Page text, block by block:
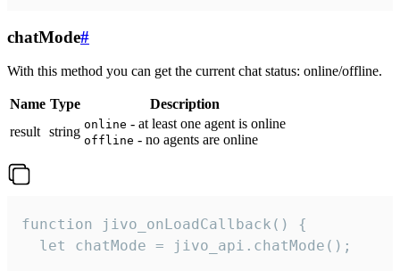
chatMode#
With this method you can get the current chat status: online/offline.
Name Type
Description
result string online - at least one agent is online
offline - no agents are online
function jivo_onLoadCallback() {
  let chatMode = jivo_api.chatMode();